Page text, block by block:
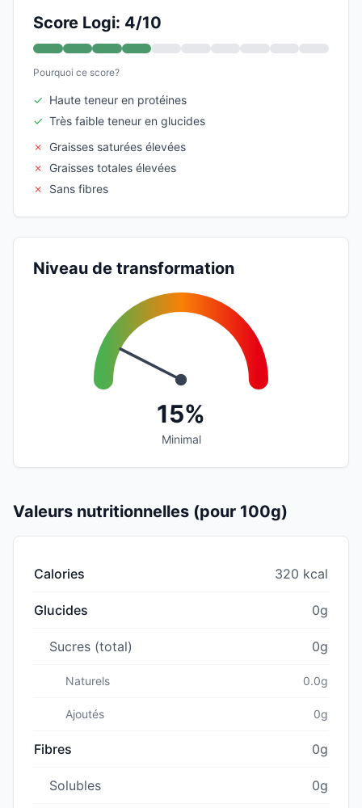
Score Logi: 4/10
Pourquoi ce score?
✓ Haute teneur en protéines
✓ Très faible teneur en glucides
✗
Graisses saturées élevées
✗
Graisses totales élevées
✗
Sans fibres
Niveau de transformation
15%
Minimal
Valeurs nutritionnelles (pour 100g)
Calories 320 kcal
Glucides 0g
Sucres (total) 0g
Naturels 0.0g
Ajoutés 0g
Fibres 0g
Solubles 0g